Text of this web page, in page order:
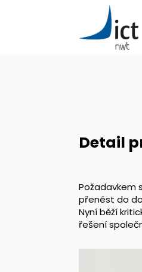
Detail
Požadavkem
přenést do
Nyní běží
řešení